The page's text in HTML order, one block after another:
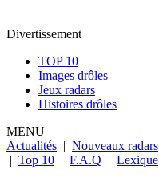
Divertissement
TOP 10
Images drôles
Jeux radars
Histoires drôles
MENU
Actualités | Nouveaux radars
| Top 10 | F.A.Q | Lexique